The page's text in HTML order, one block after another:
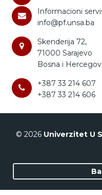
Informacioni
info@pf.unsa.ba
Skenderija 72,
71000 Sarajevo
Bosna i
+387 33 214 607
+387 33 214 606
© 2026 Univerzitet U